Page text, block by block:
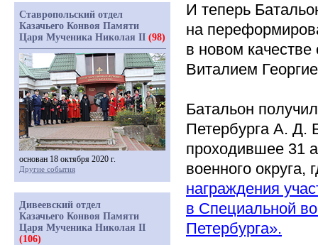
И теперь
на
в новом
Виталием
Батальон
Петербурга А. Д.
проходившее 31
военного округа,
награждения
в Специальной
Петербурга».
Ставропольский отдел
Казачьего Конвоя Памяти
Царя Мученика Николая II (98)
основан 18 октября 2020 г.
Другие события
Дивеевский отдел
Казачьего Конвоя Памяти
Царя Мученика Николая II
(106)